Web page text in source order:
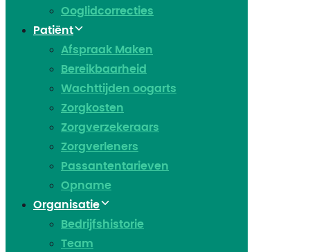
Ooglidcorrecties
Patiënt
Afspraak Maken
Bereikbaarheid
Wachttijden oogarts
Zorgkosten
Zorgverzekeraars
Zorgverleners
Passantentarieven
Opname
Organisatie
Bedrijfshistorie
Team